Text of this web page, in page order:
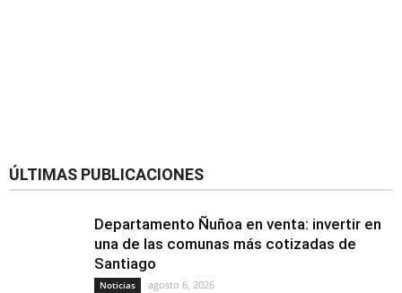
ÚLTIMAS PUBLICACIONES
Departamento Ñuñoa en venta: invertir en
una de las comunas más cotizadas de
Santiago
Noticias agosto 6, 2026